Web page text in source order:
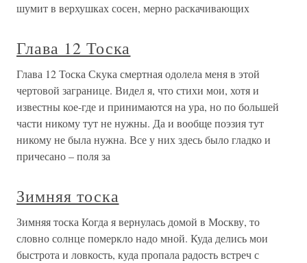
шумит в верхушках сосен, мерно раскачивающих
Глава 12 Тоска
Глава 12 Тоска Скука смертная одолела меня в этой
чертовой загранице. Видел я, что стихи мои, хотя и
известны кое-где и принимаются на ура, но по большей
части никому тут не нужны. Да и вообще поэзия тут
никому не была нужна. Все у них здесь было гладко и
причесано – поля за
Зимняя тоска
Зимняя тоска Когда я вернулась домой в Москву, то
словно солнце померкло надо мной. Куда делись мои
быстрота и ловкость, куда пропала радость встреч с